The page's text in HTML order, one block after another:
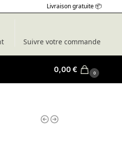
Livraison gratuite 📦
Suivre votre commande
0,00€ 0